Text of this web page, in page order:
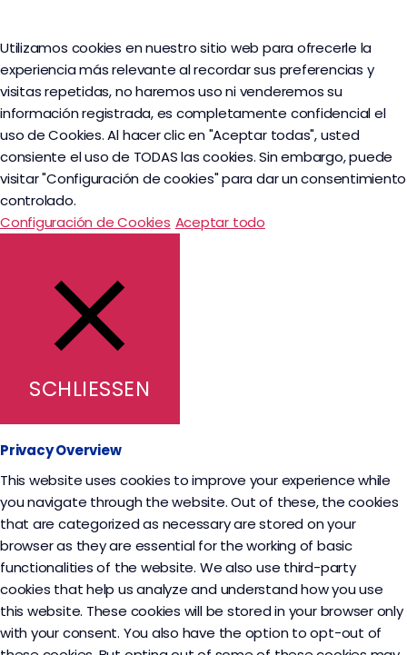
Utilizamos cookies en nuestro sitio web para ofrecerle la
experiencia más relevante al recordar sus preferencias y
visitas repetidas, no haremos uso ni venderemos su
información registrada, es completamente confidencial el
uso de Cookies. Al hacer clic en "Aceptar todas", usted
consiente el uso de TODAS las cookies. Sin embargo, puede
visitar "Configuración de cookies" para dar un consentimiento
controlado.
Configuración de Cookies Aceptar todo
SCHLIESSEN
Privacy Overview
This website uses cookies to improve your experience while
you navigate through the website. Out of these, the cookies
that are categorized as necessary are stored on your
browser as they are essential for the working of basic
functionalities of the website. We also use third-party
cookies that help us analyze and understand how you use
this website. These cookies will be stored in your browser only
with your consent. You also have the option to opt-out of